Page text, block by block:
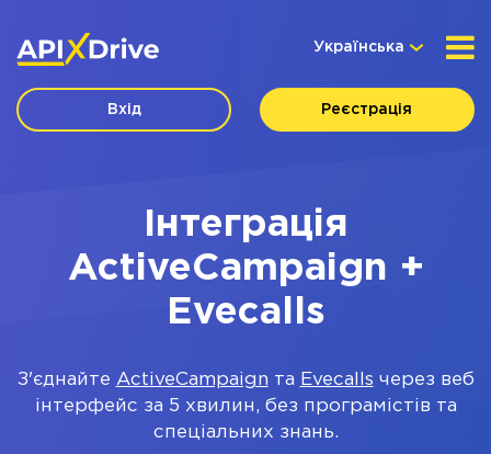
Українська
Вхід Реєстрація
Інтеграція
ActiveCampaign +
Evecalls
З'єднайте ActiveCampaign та Evecalls через веб
інтерфейс за 5 хвилин, без програмістів та
спеціальних знань.